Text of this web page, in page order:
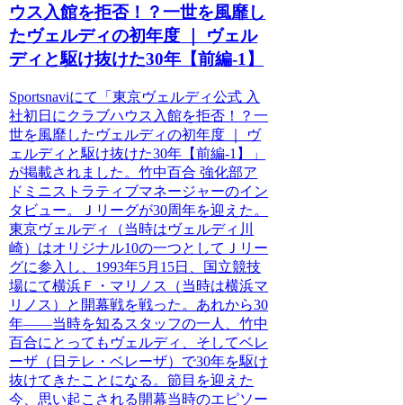
ウス入館を拒否！？一世を風靡し
たヴェルディの初年度 ｜ ヴェル
ディと駆け抜けた30年【前編-1】
Sportsnaviにて「東京ヴェルディ公式 入
社初日にクラブハウス入館を拒否！？一
世を風靡したヴェルディの初年度 ｜ ヴ
ェルディと駆け抜けた30年【前編-1】」
が掲載されました。竹中百合 強化部ア
ドミニストラティブマネージャーのイン
タビュー。Ｊリーグが30周年を迎えた。
東京ヴェルディ（当時はヴェルディ川
崎）はオリジナル10の一つとしてＪリー
グに参入し、1993年5月15日、国立競技
場にて横浜Ｆ・マリノス（当時は横浜マ
リノス）と開幕戦を戦った。あれから30
年——当時を知るスタッフの一人、竹中
百合にとってもヴェルディ、そしてベレ
ーザ（日テレ・ベレーザ）で30年を駆け
抜けてきたことになる。節目を迎えた
今、思い起こされる開幕当時のエピソー